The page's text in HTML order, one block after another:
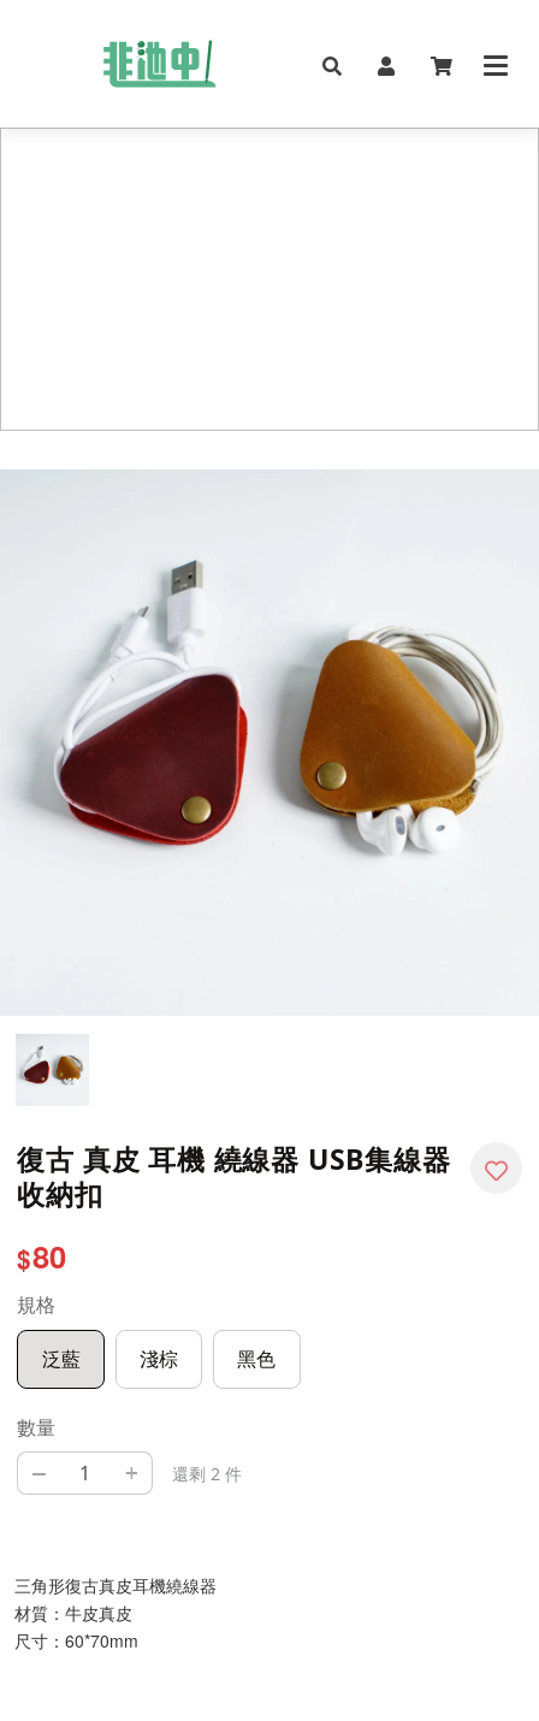
復古 真皮 耳機 繞線器 USB集線器
收納扣
$80
規格
泛藍 淺棕 黑色
數量
– + 還剩 2 件
三角形復古真皮耳機繞線器
材質：牛皮真皮
尺寸：60*70mm